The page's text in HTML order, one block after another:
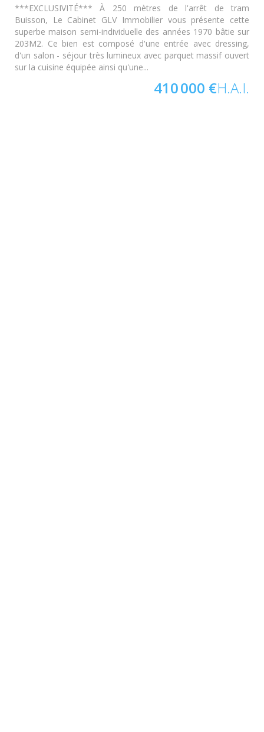
***EXCLUSIVITÉ*** À 250 mètres de l'arrêt de tram
Buisson, Le Cabinet GLV Immobilier vous présente cette
superbe maison semi-individuelle des années 1970 bâtie sur
203M2. Ce bien est composé d'une entrée avec dressing,
d'un salon - séjour très lumineux avec parquet massif ouvert
sur la cuisine équipée ainsi qu'une...
410 000 €H.A.I.